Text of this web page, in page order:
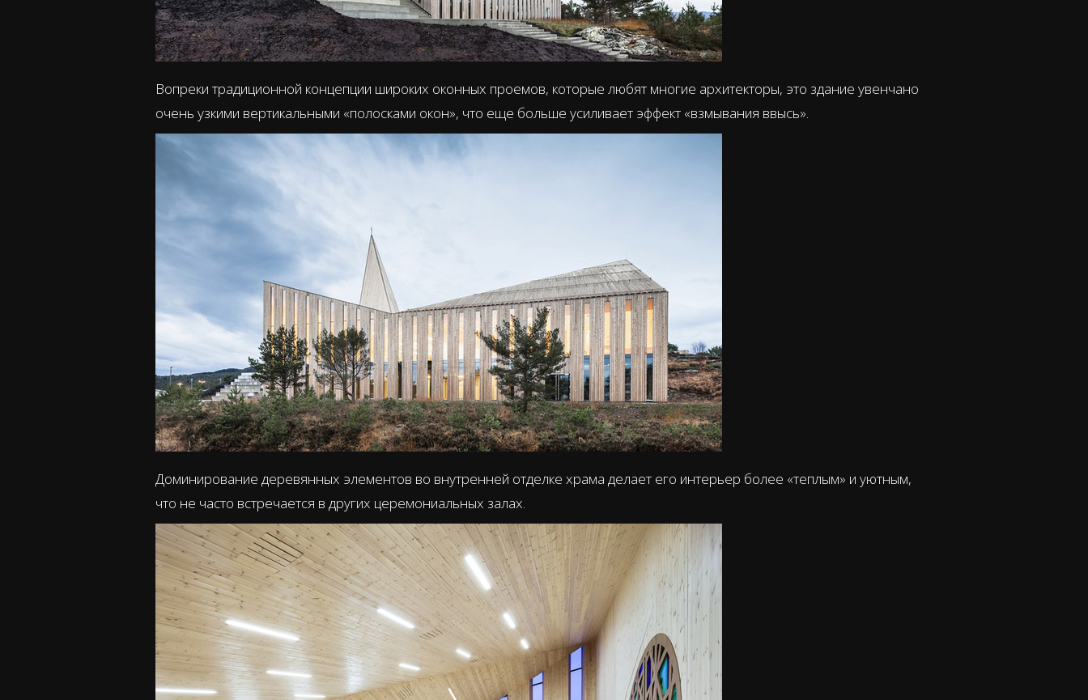
Вопреки традиционной концепции широких оконных проемов, которые любят многие архитекторы, это здание увенчано
очень узкими вертикальными «полосками окон», что еще больше усиливает эффект «взмывания ввысь».
Доминирование деревянных элементов во внутренней отделке храма делает его интерьер более «теплым» и уютным,
что не часто встречается в других церемониальных залах.